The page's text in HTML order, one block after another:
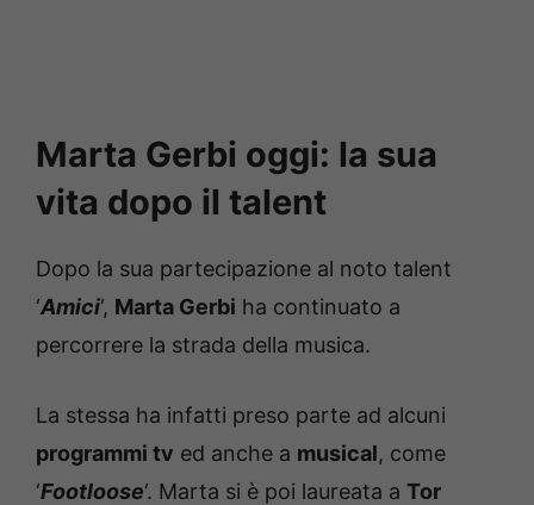
Marta Gerbi oggi: la sua
vita dopo il talent
Dopo la sua partecipazione al noto talent
‘Amici‘, Marta Gerbi ha continuato a
percorrere la strada della musica.
La stessa ha infatti preso parte ad alcuni
programmi tv ed anche a musical, come
‘Footloose‘. Marta si è poi laureata a Tor